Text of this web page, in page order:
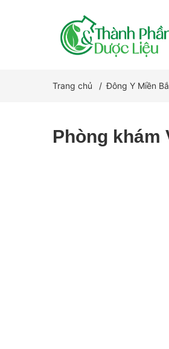
Trang chủ / Đông Y Miền
Phòng khám